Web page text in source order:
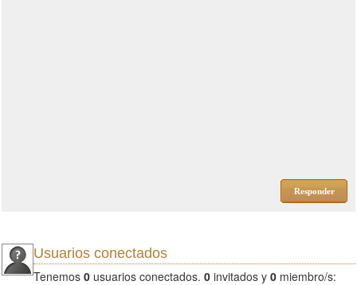
Responder
Usuarios conectados
Tenemos 0 usuarios conectados. 0 invitados y 0 miembro/s: